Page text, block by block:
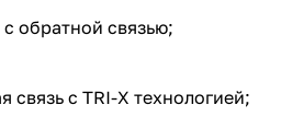
обратной связью;
связь с TRI-X технологией;